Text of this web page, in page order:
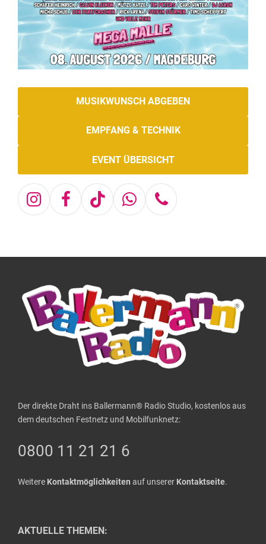
MUSIKWUNSCH ABGEBEN
EMPFANG & TECHNIK
EVENT ÜBERSICHT
Instagram
Facebook
TiktokWhatsapp
Telefon
Der direkte Draht ins Ballermann® Radio Studio, kostenlos aus
dem deutschen Festnetz und Mobilfunknetz:
0800 11 21 21 6
Weitere Kontaktmöglichkeiten auf unserer Kontaktseite.
AKTUELLE THEMEN: